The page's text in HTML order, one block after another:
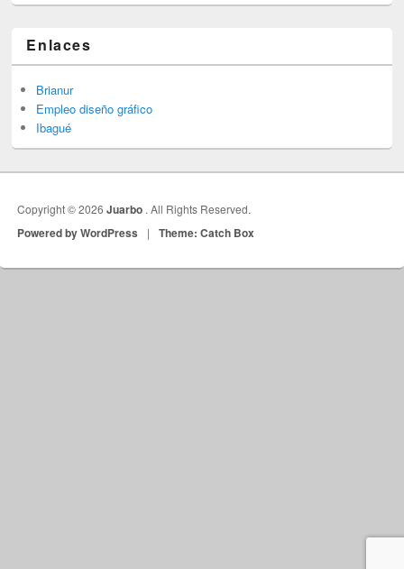
Enlaces
Brianur
Empleo diseño gráfico
Ibagué
Copyright © 2026Juarbo . All Rights Reserved.
Powered by WordPress | Theme: Catch Box